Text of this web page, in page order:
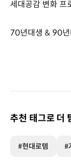
세대공감 변화 프
70년대생 & 90년
추천 태그로 더
#현대로템 #